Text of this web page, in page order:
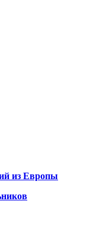
из Европы